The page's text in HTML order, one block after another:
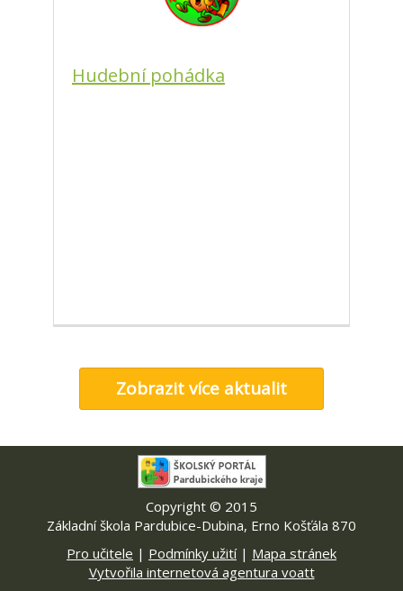
Hudební pohádka
Zobrazit více aktualit
Copyright © 2015
Základní škola Pardubice-Dubina, Erno Košťála 870
Pro učitele | Podmínky užití| Mapa stránek
Vytvořila internetová agentura voatt